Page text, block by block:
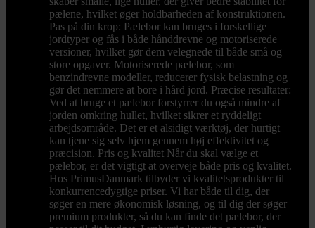
pælene, hvilket øger holdbarheden af konstruktionen.
Pas på din krop: Pælebor kan bruges i forskellige
jordtyper og fås i både hånddrevne og motoriserede
versioner, hvilket gør dem velegnede til både små og
store opgaver. Motoriserede pælebor, som
benzindrevne modeller, reducerer fysisk belastning og
gør det nemmere at bore i hård jord. Præcise resultater:
Ved at bruge et pælebor forstyrrer du også mindre af
jorden omkring hullet, hvilket sikrer et ryddeligt
arbejdsområde. Det er et alsidigt værktøj, der hurtigt
kan tjene sig selv hjem gennem høj effektivitet og
præcision. Pris og kvalitet Når du skal vælge et
pælebor, er det vigtigt at overveje både pris og kvalitet.
Hos PrimusDanmark tilbyder vi kvalitetsprodukter til
konkurrencedygtige priser. Vi har både til dig, der
søger en mere økonomisk løsning, og til dig der søger
premium produkter, så du kan finde det pælebor, der